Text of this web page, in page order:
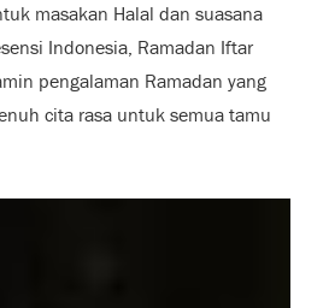
masakan Halal dan suasana
Indonesia, Ramadan Iftar
pengalaman Ramadan yang
cita rasa untuk semua tamu